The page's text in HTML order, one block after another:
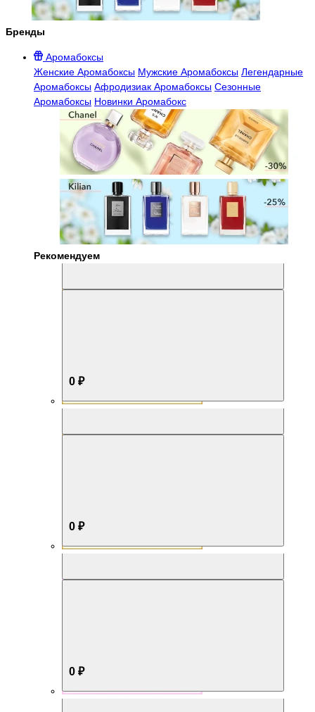
Бренды
Аромабоксы
Женские Аромабоксы Мужские Аромабоксы Легендарные
Аромабоксы Афродизиак Аромабоксы Сезонные
Аромабоксы Новинки Аромабокс
Рекомендуем
0 ₽
0 ₽
0 ₽